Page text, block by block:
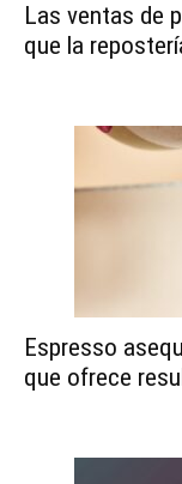
Las ventas de
que la
Espresso
que ofrece